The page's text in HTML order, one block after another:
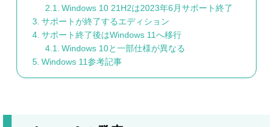
Windows 10 21H2は2023年6月サポート終了
サポートが終了するエディション
サポート終了後はWindows 11へ移行
Windows 10と一部仕様が異なる
Windows 11参考記事